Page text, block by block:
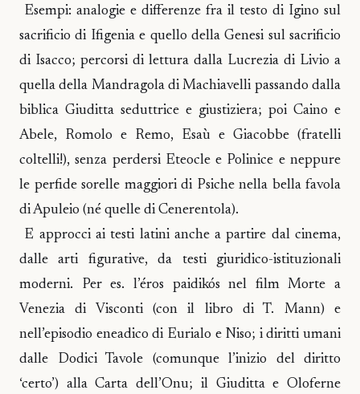
Esempi: analogie e differenze fra il testo di Igino sul
sacrificio di Ifigenia e quello della Genesi sul sacrificio
di Isacco; percorsi di lettura dalla Lucrezia di Livio a
quella della Mandragola di Machiavelli passando dalla
biblica Giuditta seduttrice e giustiziera; poi Caino e
Abele, Romolo e Remo, Esaù e Giacobbe (fratelli
coltelli!), senza perdersi Eteocle e Polinice e neppure
le perfide sorelle maggiori di Psiche nella bella favola
di Apuleio (né quelle di Cenerentola).
E approcci ai testi latini anche a partire dal cinema,
dalle arti figurative, da testi giuridico-istituzionali
moderni. Per es. l’éros paidikós nel film Morte a
Venezia di Visconti (con il libro di T. Mann) e
nell’episodio eneadico di Eurialo e Niso; i diritti umani
dalle Dodici Tavole (comunque l’inizio del diritto
‘certo’) alla Carta dell’Onu; il Giuditta e Oloferne